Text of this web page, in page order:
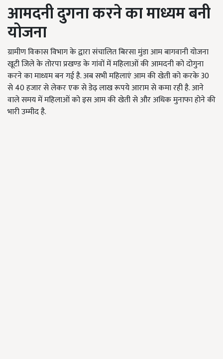
आमदनी दुगना करने का माध्यम बनी
योजना
ग्रामीण विकास विभाग के द्वारा संचालित बिरसा मुंडा आम बागवानी योजना
खूटी जिले के तोरपा प्रखण्ड के गांवों में महिलाओं की आमदनी को दोगुना
करने का माध्यम बन गई है. अब सभी महिलाएं आम की खेती को करके 30
से 40 हजार से लेकर एक से डेढ़ लाख रूपये आराम से कमा रही है. आने
वाले समय में महिलाओं को इस आम की खेती से और अधिक मुनाफा होने की
भारी उम्मीद है.